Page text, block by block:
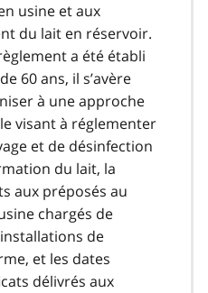
usine et aux
du lait en réservoir.
a été établi
60 ans, il s’avère
à une approche
visant à réglementer
et de désinfection
du lait, la
aux préposés au
chargés de
de
et les dates
délivrés aux